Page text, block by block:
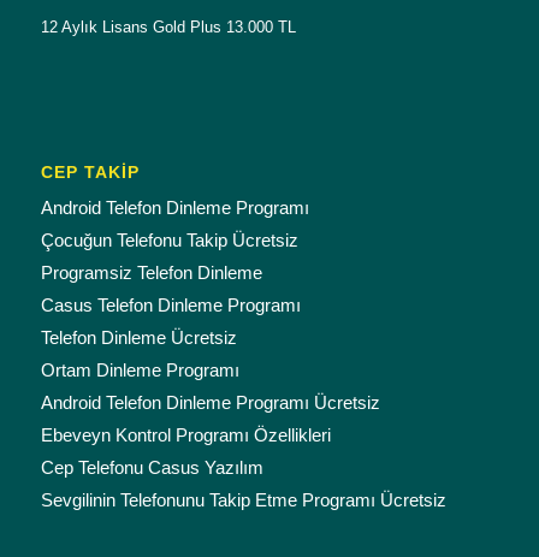
12 Aylık Lisans Gold Plus 13.000 TL
CEP TAKİP
Android Telefon Dinleme Programı
Çocuğun Telefonu Takip Ücretsiz
Programsiz Telefon Dinleme
Casus Telefon Dinleme Programı
Telefon Dinleme Ücretsiz
Ortam Dinleme Programı
Android Telefon Dinleme Programı Ücretsiz
Ebeveyn Kontrol Programı Özellikleri
Cep Telefonu Casus Yazılım
Sevgilinin Telefonunu Takip Etme Programı Ücretsiz